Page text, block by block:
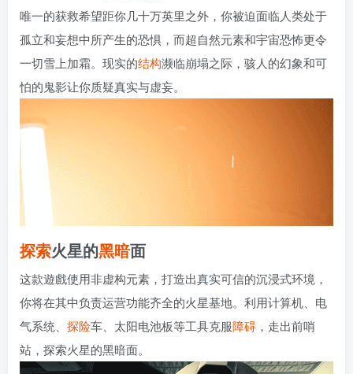
唯一的获救希望距你几十万英里之外，你被迫面临人类处于
孤立和妄想中所产生的恐惧，而超自然元素和宇宙恐怖更令
一切雪上加霜。现实的结构濒临崩塌之际，骇人的幻象和可
怕的鬼影让你质疑真实与虚妄。
探索火星的黑暗面
这款遊戲使用非虚构元素，打造出真实可信的沉浸式环境，
你将在其中负责运营功能齐全的火星基地。利用计算机、电
气系统、 探险车、太阳电池板等工具克服障碍 ，走出前哨
站，探索火星的黑暗面。